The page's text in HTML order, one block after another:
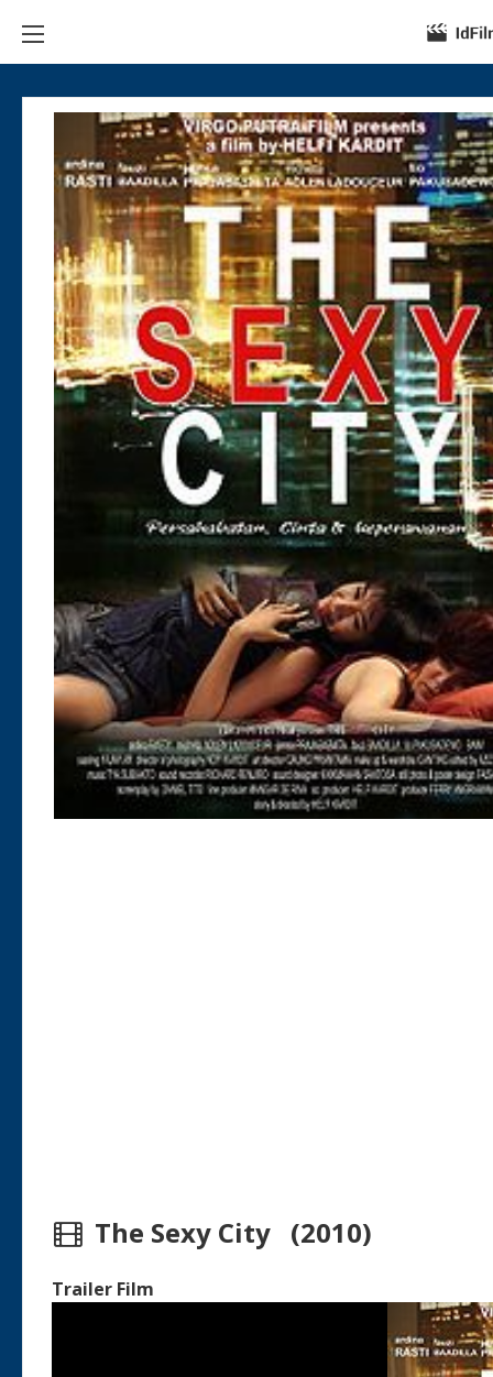
The Sexy City (2010)
Trailer Film